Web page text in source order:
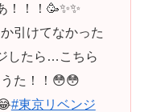
！！🥳✨✨
引けてなかった
したら…こちら
た！！😳😳
#東京リベンジ